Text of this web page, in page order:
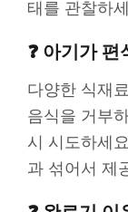
태를 관찰하
❓ 아기가
다양한 식재
음식을 거부
시 시도하세
과 섞어서 제